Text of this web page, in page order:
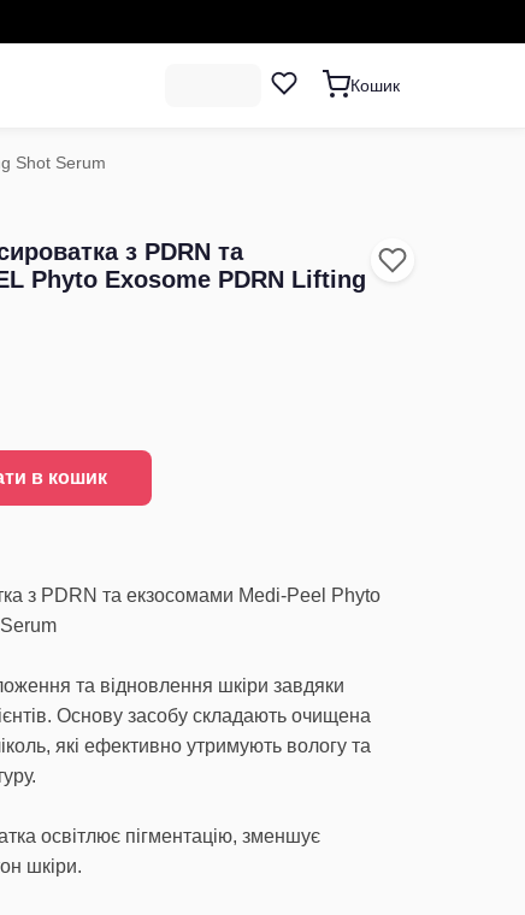
Кошик
Shot Serum
з PDRN та
Phyto Exosome PDRN Lifting
в кошик
з PDRN та екзосомами Medi-Peel Phyto
та відновлення шкіри завдяки
Основу засобу складають очищена
які ефективно утримують вологу та
освітлює пігментацію, зменшує
шкіри.